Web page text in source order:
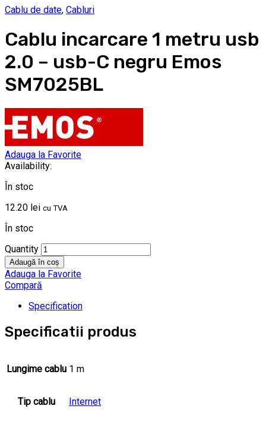
Cablu de date, Cabluri
Cablu incarcare 1 metru usb
2.0 – usb-C negru Emos
SM7025BL
Adauga la Favorite
Availability:
În stoc
12.20 lei cu TVA
În stoc
Quantity
Adaugă în coș
Adauga la Favorite
Compară
Specification
Specificatii produs
Lungime cablu 1 m
Tip cablu Internet